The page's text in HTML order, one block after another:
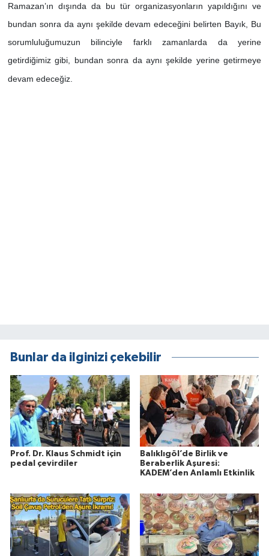
Ramazan’ın dışında da bu tür organizasyonların yapıldığını ve
bundan sonra da aynı şekilde devam edeceğini belirten Bayık, Bu
sorumluluğumuzun bilinciyle farklı zamanlarda da yerine
getirdiğimiz gibi, bundan sonra da aynı şekilde yerine getirmeye
devam edeceğiz.
Bunlar da ilginizi çekebilir
Prof. Dr. Klaus Schmidt için
pedal çevirdiler
Balıklıgöl’de Birlik ve
Beraberlik Aşuresi:
KADEM’den Anlamlı Etkinlik